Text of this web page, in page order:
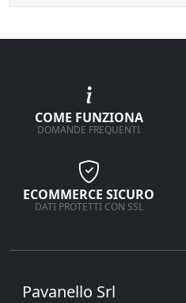
COME FUNZIONA
DOMANDE FREQUENTI
ECOMMERCE SICURO
DATI PROTETTI CON SSL
Pavanello Srl